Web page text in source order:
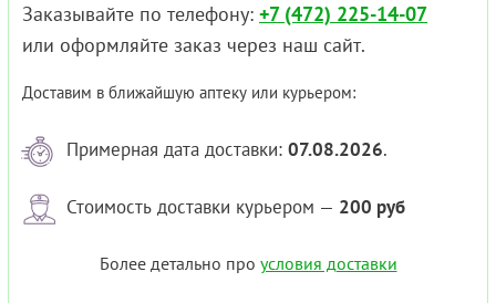
Заказывайте по телефону: +7 (472) 225-14-07
или оформляйте заказ через наш сайт.
Доставим в ближайшую аптеку или курьером:
Примерная дата доставки: 07.08.2026.
Стоимость доставки курьером — 200 руб
Более детально про условия доставки